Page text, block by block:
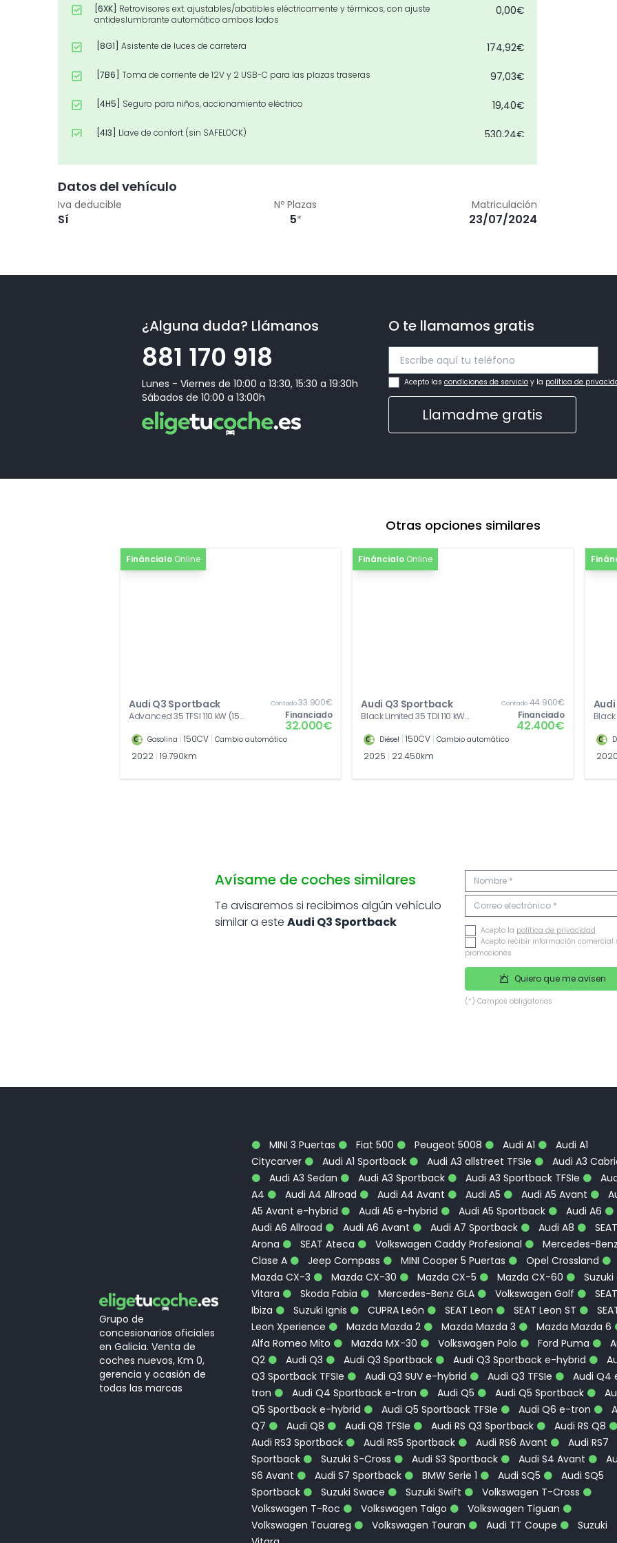
[6XK] Retrovisores ext. ajustables/abatibles eléctricamente y térmicos, con ajuste
antideslumbrante automático ambos lados
0,00€
[8G1] Asistente de luces de carretera 174,92€
[7B6] Toma de corriente de 12V y 2 USB-C para las plazas traseras 97,03€
[4H5] Seguro para niños, accionamiento eléctrico 19,40€
[4I3] Llave de confort (sin SAFELOCK) 530,24€
0,00€
[Z03] Paquete accesorios
1.477,36€
Datos del vehículo
Iva deducible
Sí
Nº Plazas
5*
Matriculación
23/07/2024
¿Alguna duda? Llámanos
881 170 918
Lunes - Viernes de 10:00 a 13:30, 15:30 a 19:30h
Sábados de 10:00 a 13:00h
O te llamamos gratis
Acepto las condiciones de servicio y la política de
Llamadme gratis
Otras opciones similares
Fináncialo Online
Audi Q3 Sportback
Advanced 35 TFSI 110 kW (150
Contado33.900€
Financiado
32.000€
Gasolina 150CV Cambio automático
2022 19.790km
Fináncialo Online
Audi Q3 Sportback
Black Limited 35 TDI 110 kW
Contado 44.900€
Financiado
42.400€
Diésel 150CV Cambio automático
2025 22.450km
Black
2020
Avísame de coches similares
Te avisaremos si recibimos algún vehículo
similar a este Audi Q3 Sportback
Acepto la política de privacidad
Acepto recibir información comercial
promociones
Quiero que me avisen
(*) Campos obligatorios
Grupo de
concesionarios oficiales
en Galicia. Venta de
coches nuevos, Km 0,
gerencia y ocasión de
todas las marcas
MINI 3 Puertas Fiat 500 Peugeot 5008 Audi A1
Audi A1
Citycarver
Audi A1 Sportback Audi A3 allstreet TFSIe
Audi A3
Audi A3 Sedan
Audi A3 Sportback Audi A3 Sportback TFSIe
A4
Audi A4 Allroad Audi A4 Avant Audi A5 Audi A5 Avant
A5 Avant e-hybrid
Audi A5 e-hybrid Audi A5 Sportback
Audi A6
Audi A6 Allroad
Audi A6 Avant Audi A7 Sportback Audi A8
SEAT
Arona
SEAT Ateca Volkswagen Caddy Profesional
Mercedes-Benz
Clase A
Jeep Compass MINI Cooper 5 Puertas
Opel Crossland
Mazda CX-3
Mazda CX-30 Mazda CX-5 Mazda CX-60
Suzuki
Vitara
Skoda Fabia Mercedes-Benz GLA Volkswagen Golf
SEAT
Ibiza
Suzuki Ignis CUPRA León SEAT Leon SEAT Leon ST
Leon Xperience
Mazda Mazda 2 Mazda Mazda 3
Mazda Mazda 6
Alfa Romeo Mito
Mazda MX-30 Volkswagen Polo Ford Puma
Q2
Audi Q3 Audi Q3 Sportback Audi Q3 Sportback e-hybrid
Q3 Sportback TFSIe
Audi Q3 SUV e-hybrid Audi Q3 TFSIe
Audi Q4
tron
Audi Q4 Sportback e-tron Audi Q5 Audi Q5 Sportback
Q5 Sportback e-hybrid
Audi Q5 Sportback TFSIe Audi Q6 e-tron
Q7
Audi Q8 Audi Q8 TFSIe Audi RS Q3 Sportback
Audi RS Q8
Audi RS3 Sportback
Audi RS5 Sportback Audi RS6 Avant
Audi RS7
Sportback
Suzuki S-Cross Audi S3 Sportback Audi S4 Avant
S6 Avant
Audi S7 Sportback BMW Serie 1 Audi SQ5
Audi SQ5
Sportback
Suzuki Swace Suzuki Swift
Volkswagen T-Cross
Volkswagen T-Roc
Volkswagen Taigo
Volkswagen Tiguan
Volkswagen Touareg
Volkswagen Touran Audi TT Coupe
Suzuki